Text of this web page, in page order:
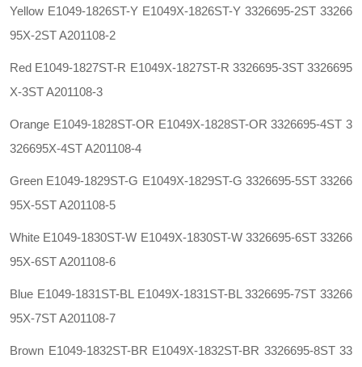
Yellow E1049-1826ST-Y E1049X-1826ST-Y 3326695-2ST 33266
95X-2ST A201108-2
Red E1049-1827ST-R E1049X-1827ST-R 3326695-3ST 3326695
X-3ST A201108-3
Orange E1049-1828ST-OR E1049X-1828ST-OR 3326695-4ST 3
326695X-4ST A201108-4
Green E1049-1829ST-G E1049X-1829ST-G 3326695-5ST 33266
95X-5ST A201108-5
White E1049-1830ST-W E1049X-1830ST-W 3326695-6ST 33266
95X-6ST A201108-6
Blue E1049-1831ST-BL E1049X-1831ST-BL 3326695-7ST 33266
95X-7ST A201108-7
Brown E1049-1832ST-BR E1049X-1832ST-BR 3326695-8ST 33